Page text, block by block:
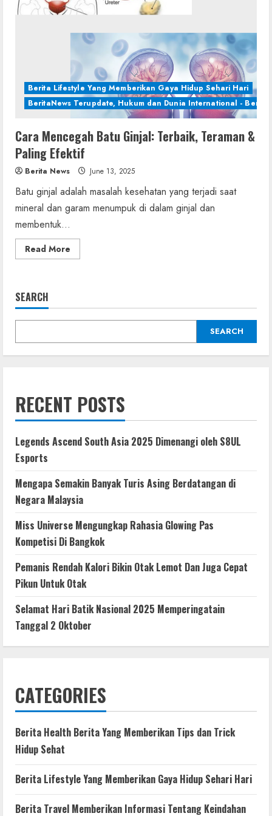
Berita Lifestyle Yang Memberikan Gaya Hidup Sehari Hari
BeritaNews Terupdate, Hukum dan Dunia International - Berita
Cara Mencegah Batu Ginjal: Terbaik, Teraman &
Paling Efektif
Berita News June 13, 2025
Batu ginjal adalah masalah kesehatan yang terjadi saat
mineral dan garam menumpuk di dalam ginjal dan
membentuk...
Read More
more
Terbaik,
&
Efektif
SEARCH
SEARCH
RECENT POSTS
Legends Ascend South Asia 2025 Dimenangi oleh S8UL
Esports
Mengapa Semakin Banyak Turis Asing Berdatangan di
Negara Malaysia
Miss Universe Mengungkap Rahasia Glowing Pas
Kompetisi Di Bangkok
Pemanis Rendah Kalori Bikin Otak Lemot Dan Juga Cepat
Pikun Untuk Otak
Selamat Hari Batik Nasional 2025 Memperingatain
Tanggal 2 Oktober
CATEGORIES
Berita Health Berita Yang Memberikan Tips dan Trick
Hidup Sehat
Berita Lifestyle Yang Memberikan Gaya Hidup Sehari Hari
Berita Travel Memberikan Informasi Tentang Keindahan